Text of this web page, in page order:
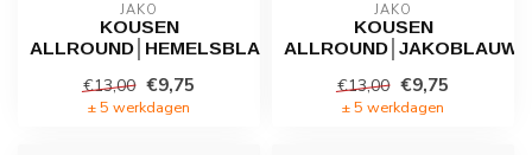
JAKO
KOUSEN
ALLROUND│HEMELSBLAUW
€13,00 €9,75
± 5 werkdagen
JAKO
KOUSEN
ALLROUND│JAKOBLAUW
€13,00 €9,75
± 5 werkdagen